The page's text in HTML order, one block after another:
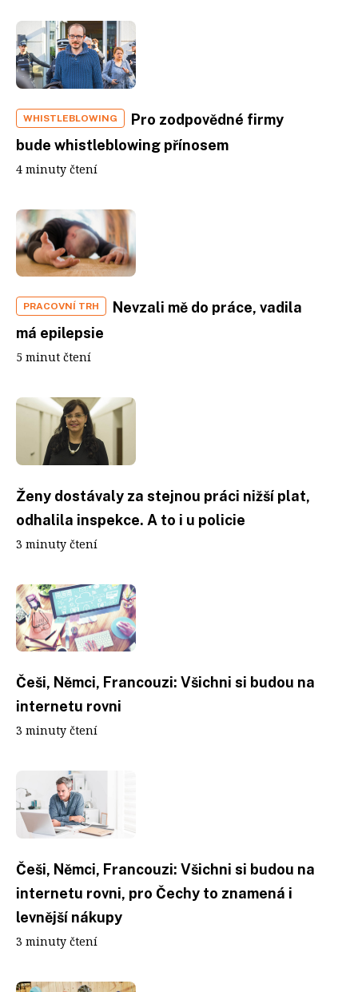
WHISTLEBLOWING
Pro zodpovědné firmy
bude whistleblowing přínosem
4 minuty čtení
PRACOVNÍ TRH
Nevzali mě do práce, vadila
má epilepsie
5 minut čtení
Ženy dostávaly za stejnou práci nižší plat,
odhalila inspekce. A to i u policie
3 minuty čtení
Češi, Němci, Francouzi: Všichni si budou na
internetu rovni
3 minuty čtení
Češi, Němci, Francouzi: Všichni si budou na
internetu rovni, pro Čechy to znamená i
levnější nákupy
3 minuty čtení